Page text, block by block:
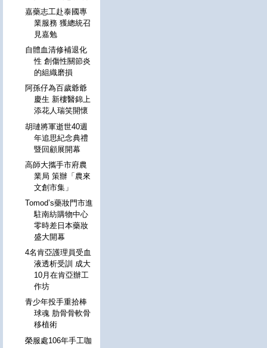
嘉藥志工赴泰國專
業服務 獲總統召
見嘉勉
自體血清修補退化
性 創傷性關節炎
的組織磨損
阿孫仔為百歲爺爺
慶生 新樓醫錦上
添花人瑞笑開懷
胡璉將軍逝世40週
年追思紀念典禮
暨回顧展開幕
高師大攜手市府農
業局 策辦「農來
文創市集」
Tomod’s藥妝門市進
駐南紡購物中心
零時差日本藥妝
盛大開幕
4名肯亞護理員受血
液透析受訓 成大
10月在肯亞辦工
作坊
青少年投手重拾棒
球魂 肋骨骨軟骨
移植術
榮服處106年手工咖